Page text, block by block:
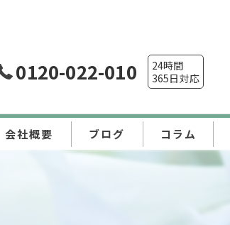
0120-022-010
24時間
365日対応
会社概要 ブログ コラム